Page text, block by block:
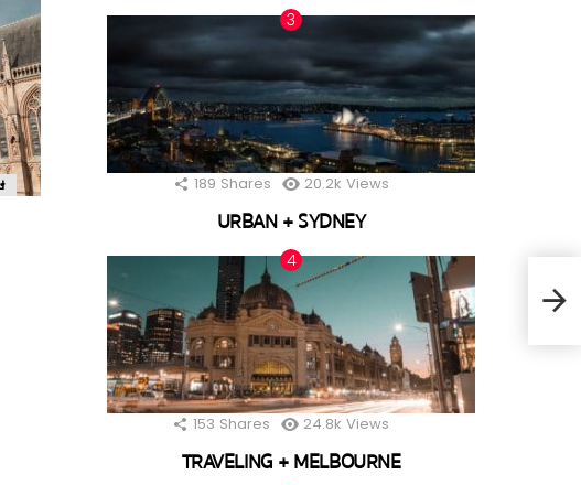
189 Shares 20.2k Views
URBAN + SYDNEY
153 Shares 24.8k Views
TRAVELING + MELBOURNE